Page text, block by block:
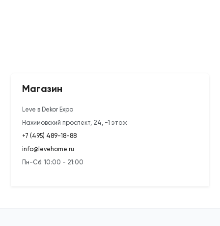
Магазин
Leve в Dekor Expo
Нахимовский проспект, 24, -1 этаж
+7 (495) 489-18-88
info@levehome.ru
Пн-Сб: 10:00 - 21:00